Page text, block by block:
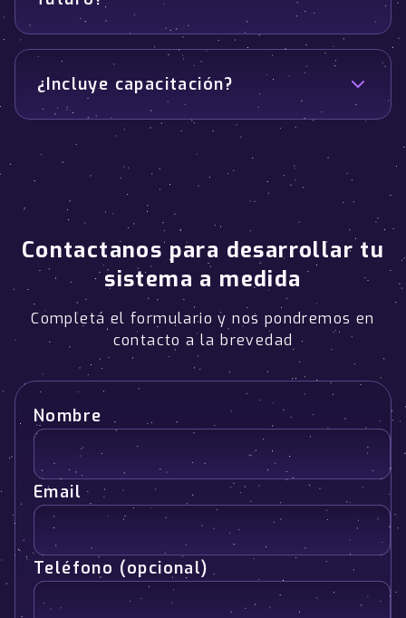
¿Incluye capacitación?
Contactanos para desarrollar tu
sistema a medida
Completá el formulario y nos pondremos en
contacto a la brevedad
Nombre
Email
Teléfono (opcional)